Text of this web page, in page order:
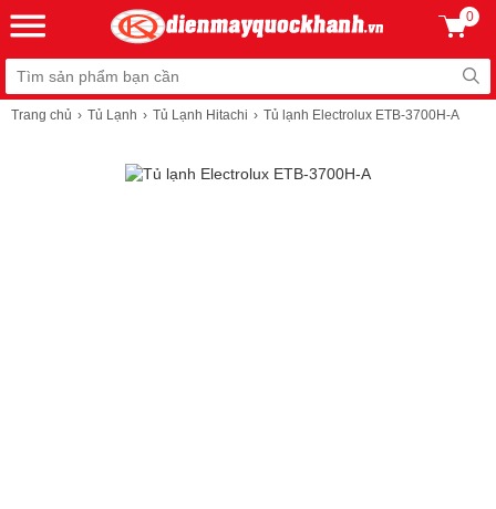
0
Trang chủ Tủ Lạnh Tủ Lạnh Hitachi Tủ lạnh Electrolux ETB-3700H-A